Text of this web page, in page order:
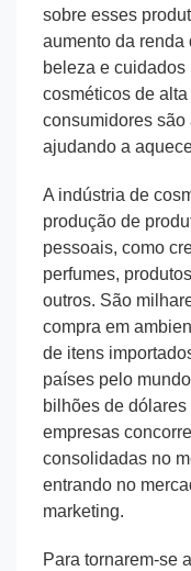
sobre esses
aumento da
beleza e
cosméticos de
consumidores são
ajudando a
A indústria de
produção de
pessoais, como
perfumes,
outros. São
compra em
de itens
países pelo
bilhões de
empresas
consolidadas no
entrando no
marketing.
Para tornarem-se